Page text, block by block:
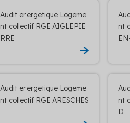
Audit energetique Logeme
nt collectif RGE AIGLEPIE
RRE
nt
Audit energetique Logeme
nt collectif RGE ARESCHES
nt
D